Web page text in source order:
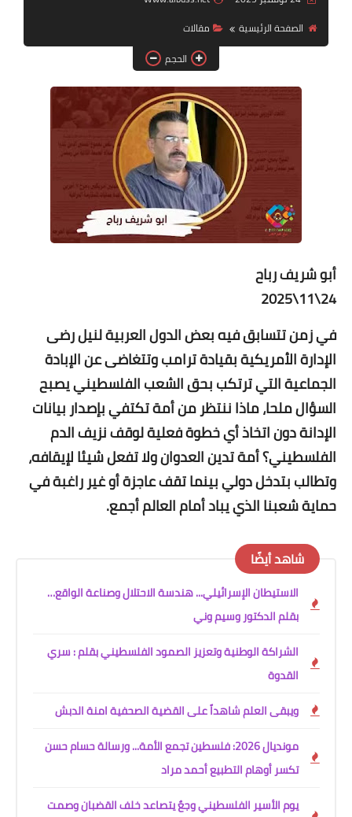
الصفحة الرئيسية
مقالات‏
الحجم
أبو شريف رباح
24\11\2025
في زمن تتسابق فيه بعض الدول العربية لنيل رضى
الإدارة الأمريكية بقيادة ترامب وتتغاضى عن الإبادة
الجماعية التي ترتكب بحق الشعب الفلسطيني يصبح
السؤال ملحا، ماذا ننتظر من أمة تكتفي بإصدار بيانات
الإدانة دون اتخاذ أي خطوة فعلية لوقف نزيف الدم
الفلسطيني؟ أمة تدين العدوان ولا تفعل شيئا لإيقافه،
وتطالب بتدخل دولي بينما تقف عاجزة أو غير راغبة في
حماية شعبنا الذي يباد أمام العالم أجمع.
شاهد أيضًا
الاستيطان الإسرائيلي... هندسة الاحتلال وصناعة الواقع…
بقلم الدكتور وسيم وني
الشراكة الوطنية وتعزيز الصمود الفلسطيني بقلم : سري
القدوة
ويبقى العلم شاهداً على القضية الصحفية امنة الدبش
مونديال 2026: فلسطين تجمع الأمة... ورسالة حسام حسن
تكسر أوهام التطبيع أحمد مراد
يوم الأسير الفلسطيني وجعٌ يتصاعد خلف القضبان وصمت